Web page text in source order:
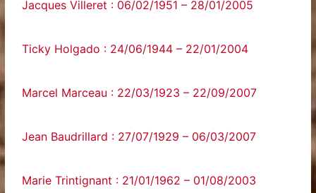
Jacques Villeret : 06/02/1951 – 28/01/2005
Ticky Holgado : 24/06/1944 – 22/01/2004
Marcel Marceau : 22/03/1923 – 22/09/2007
Jean Baudrillard : 27/07/1929 – 06/03/2007
Marie Trintignant : 21/01/1962 – 01/08/2003